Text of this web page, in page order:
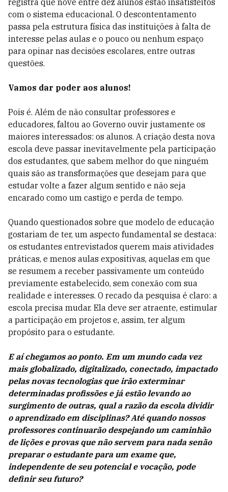
registra que nove entre dez alunos estão insatisfeitos
com o sistema educacional. O descontentamento
passa pela estrutura física das instituições à falta de
interesse pelas aulas e o pouco ou nenhum espaço
para opinar nas decisões escolares, entre outras
questões.
Vamos dar poder aos alunos!
Pois é. Além de não consultar professores e
educadores, faltou ao Governo ouvir justamente os
maiores interessados: os alunos. A criação desta nova
escola deve passar inevitavelmente pela participação
dos estudantes, que sabem melhor do que ninguém
quais são as transformações que desejam para que
estudar volte a fazer algum sentido e não seja
encarado como um castigo e perda de tempo.
Quando questionados sobre que modelo de educação
gostariam de ter, um aspecto fundamental se destaca:
os estudantes entrevistados querem mais atividades
práticas, e menos aulas expositivas, aquelas em que
se resumem a receber passivamente um conteúdo
previamente estabelecido, sem conexão com sua
realidade e interesses. O recado da pesquisa é claro: a
escola precisa mudar. Ela deve ser atraente, estimular
a participação em projetos e, assim, ter algum
propósito para o estudante.
E aí chegamos ao ponto. Em um mundo cada vez
mais globalizado, digitalizado, conectado, impactado
pelas novas tecnologias que irão exterminar
determinadas profissões e já estão levando ao
surgimento de outras, qual a razão da escola dividir
o aprendizado em disciplinas? Até quando nossos
professores continuarão despejando um caminhão
de lições e provas que não servem para nada senão
preparar o estudante para um exame que,
independente de seu potencial e vocação, pode
definir seu futuro?